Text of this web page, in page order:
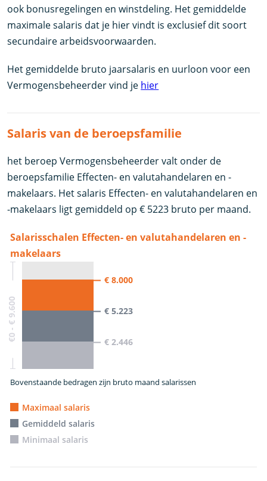
ook bonusregelingen en winstdeling. Het gemiddelde
maximale salaris dat je hier vindt is exclusief dit soort
secundaire arbeidsvoorwaarden.
Het gemiddelde bruto jaarsalaris en uurloon voor een
Vermogensbeheerder vind je hier
Salaris van de beroepsfamilie
het beroep Vermogensbeheerder valt onder de
beroepsfamilie Effecten- en valutahandelaren en -
makelaars. Het salaris Effecten- en valutahandelaren en
-makelaars ligt gemiddeld op € 5223 bruto per maand.
Salarisschalen Effecten- en valutahandelaren en -
makelaars
€0 - € 9.600
€ 8.000
€ 5.223
€ 2.446
Bovenstaande bedragen zijn bruto maand salarissen
Maximaal salaris
Gemiddeld salaris
Minimaal salaris